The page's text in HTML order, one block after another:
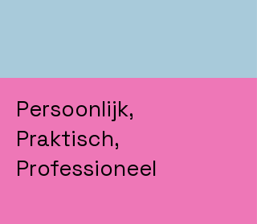
Persoonlijk,
Praktisch,
Professioneel